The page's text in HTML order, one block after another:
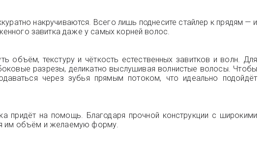
накручиваются. Всего лишь поднесите стайлер к прядям — и
завитка даже у самых корней волос.
объём, текстуру и чёткость естественных завитков и волн. Для
разрезы, деликатно выслушивая волнистые волосы. Чтобы
через зубья прямым потоком, что идеально подойдёт
придёт на помощь. Благодаря прочной конструкции с широкими
им объём и желаемую форму.